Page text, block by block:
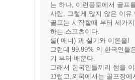
는 하나, 이런풍토에서 골프
사람, 그렇게 많지 않은 이유
골프는 시작할때 부터 세가
하는 스포츠이다.
룰( 매너) 과 실기와 이론을!
그런데 99.99% 의 한국인들
기 부터 배운다.
그래서 한국인들끼리 썸을
끄럽고,외국에서는 골프장